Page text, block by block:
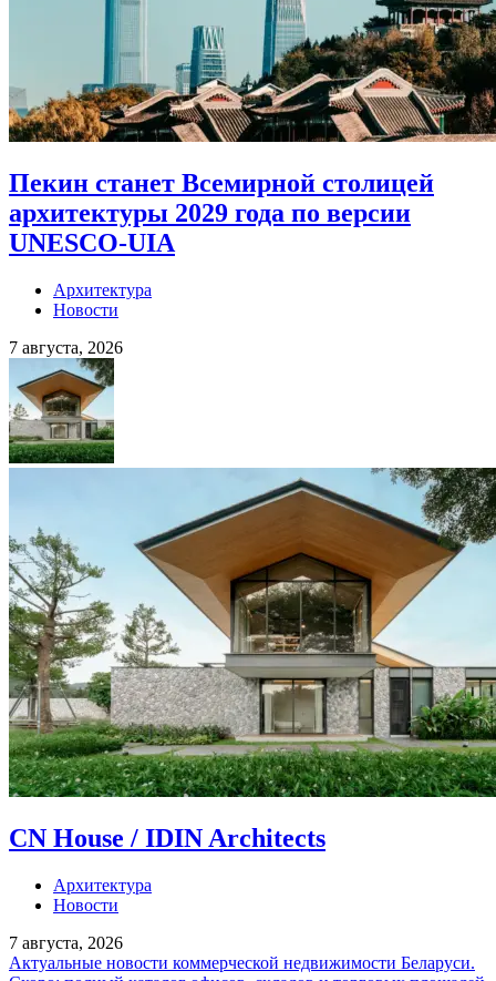
Пекин станет Всемирной столицей
архитектуры 2029 года по версии
UNESCO-UIA
Архитектура
Новости
7 августа, 2026
CN House / IDIN Architects
Архитектура
Новости
7 августа, 2026
Актуальные новости коммерческой недвижимости Беларуси.